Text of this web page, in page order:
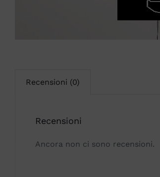
Recensioni (0)
Recensioni
Ancora non ci sono recensioni.